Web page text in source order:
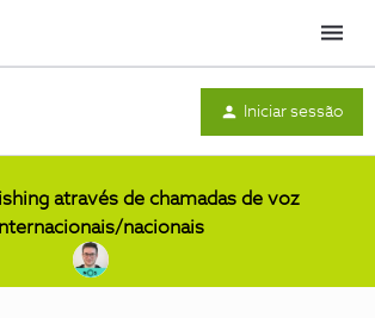
Menu
Iniciar sessão
através de chamadas de voz
nacionais